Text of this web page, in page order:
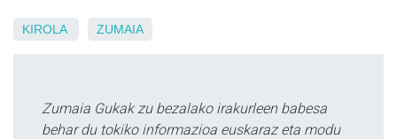
KIROLA ZUMAIA
Zumaia Gukak zu bezalako irakurleen babesa
behar du tokiko informazioa euskaraz eta modu